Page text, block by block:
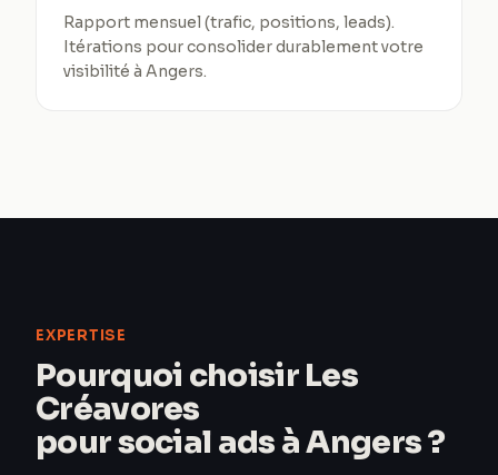
Rapport mensuel (trafic, positions, leads).
Itérations pour consolider durablement votre
visibilité à Angers.
EXPERTISE
Pourquoi choisir Les
Créavores
pour social ads à Angers ?